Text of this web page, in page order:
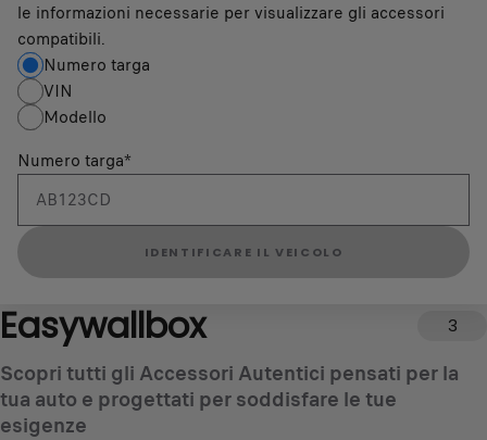
le informazioni necessarie per visualizzare gli accessori
compatibili.
Numero targa
Modello
VIN
Numero targa*
IDENTIFICARE IL VEICOLO
Easywallbox 3
Scopri tutti gli Accessori Autentici pensati per la
tua auto e progettati per soddisfare le tue
esigenze